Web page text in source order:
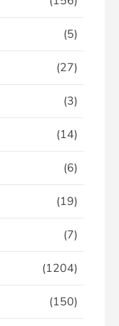
(5)
(27)
(3)
(14)
(6)
(19)
(7)
(1204)
(150)